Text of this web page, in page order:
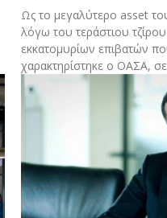
Ως το μεγαλύτερο asset
λόγω του τεράστιου
εκκατομυρίων επιβατών
χαρακτηρίστηκε ο ΟΑΣΑ, σε